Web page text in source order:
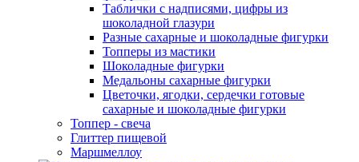
Таблички с надписями, цифры из
шоколадной глазури
Разные сахарные и шоколадные фигурки
Топперы из мастики
Шоколадные фигурки
Медальоны сахарные фигурки
Цветочки, ягодки, сердечки готовые
сахарные и шоколадные фигурки
Топпер - свеча
Глиттер пищевой
Маршмеллоу